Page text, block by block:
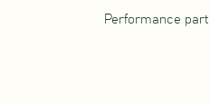
Performance